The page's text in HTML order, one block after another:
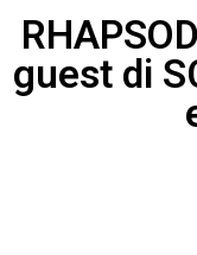
guest di